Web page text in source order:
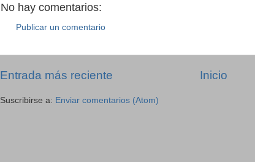
No hay comentarios:
Publicar un comentario
Entrada más reciente Inicio
Suscribirse a: Enviar comentarios (Atom)